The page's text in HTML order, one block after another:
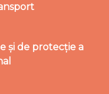
și de protecție a